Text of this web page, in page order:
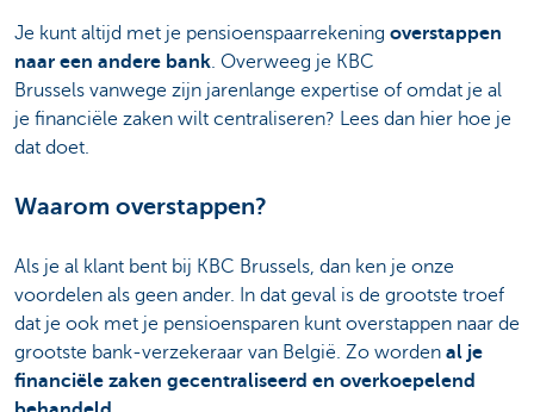
Je kunt altijd met je pensioenspaarrekening overstappen
naar een andere bank. Overweeg je KBC
Brussels vanwege zijn jarenlange expertise of omdat je al
je financiële zaken wilt centraliseren? Lees dan hier hoe je
dat doet.
Waarom overstappen?
Als je al klant bent bij KBC Brussels, dan ken je onze
voordelen als geen ander. In dat geval is de grootste troef
dat je ook met je pensioensparen kunt overstappen naar de
grootste bank-verzekeraar van België. Zo worden al je
financiële zaken gecentraliseerd en overkoepelend